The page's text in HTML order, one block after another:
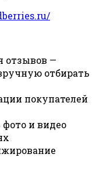
отзывов —
отбирать
покупателей
и видео